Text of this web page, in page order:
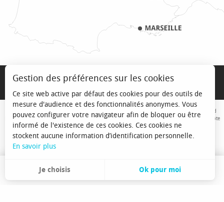
Recherche
MENTIONS LÉGALES
PRO & PRESSE
Avec le concours de l'Union Européenne. L'Europe s'engage sur le Massif Alpin avec le fond
Européen de Développement Régional. Co-financé par le Conseil Régional Provence-Alpes-Côte
d'Azur et l'Etat, Commissariat Général des Territoires - FNADT - CIMA
Gestion des préférences sur les cookies
Ce site web active par défaut des cookies pour des outils de
mesure d'audience et des fonctionnalités anonymes. Vous
pouvez configurer votre navigateur afin de bloquer ou être
informé de l'existence de ces cookies. Ces cookies ne
stockent aucune information d’identification personnelle.
En savoir plus
Je choisis Ok pour moi